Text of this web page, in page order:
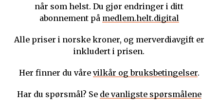
når som helst. Du gjør endringer i ditt
abonnement på medlem.helt.digital
Alle priser i norske kroner, og merverdiavgift er
inkludert i prisen.
Her finner du våre vilkår og bruksbetingelser.
Har du spørsmål? Se de vanligste spørsmålene